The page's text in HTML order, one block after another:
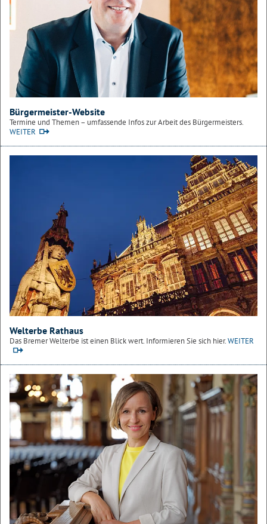
Bürgermeister-Website
Termine und Themen – umfassende Infos zur Arbeit des Bürgermeisters.
WEITER
Welterbe Rathaus
Das Bremer Welterbe ist einen Blick wert. Informieren Sie sich hier.WEITER